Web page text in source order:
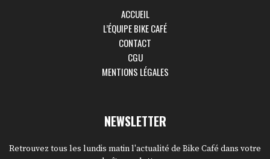
ACCUEIL
L’ÉQUIPE BIKE CAFÉ
CONTACT
CGU
MENTIONS LÉGALES
NEWSLETTER
Retrouvez tous les lundis matin l'actualité de Bike Café dans votre